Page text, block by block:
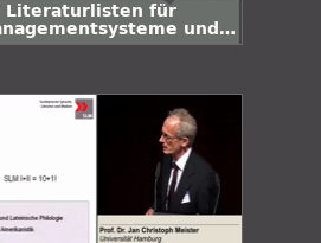
Literaturlisten für
und
beluga)